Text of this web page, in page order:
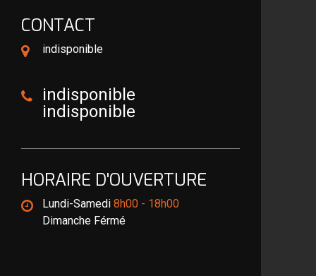
CONTACT
indisponible
indisponible
indisponible
HORAIRE D'OUVERTURE
Lundi-Samedi 8h00 - 18h00
Dimanche Férmé